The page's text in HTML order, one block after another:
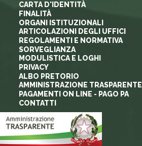
CARTA D'IDENTITÀ
FINALITÀ
ORGANI ISTITUZIONALI
ARTICOLAZIONI DEGLI UFFICI
REGOLAMENTI E NORMATIVA
SORVEGLIANZA
MODULISTICA E LOGHI
PRIVACY
ALBO PRETORIO
AMMINISTRAZIONE TRASPARENTE
PAGAMENTI ON LINE - PAGO PA
CONTATTI